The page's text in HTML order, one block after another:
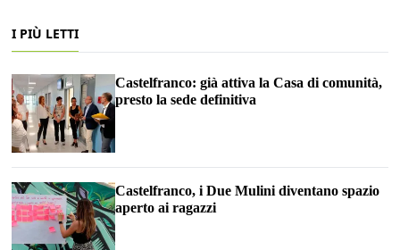
I PIÙ LETTI
Castelfranco: già attiva la Casa di comunità,
presto la sede definitiva
Castelfranco, i Due Mulini diventano spazio
aperto ai ragazzi